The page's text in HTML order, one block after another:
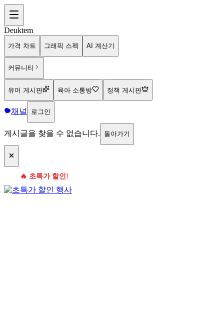
Deuktem
가격 차트 그래픽 스펙 AI 계산기
커뮤니티
유머 게시판 육아 소통방 정책 게시판
채널 로그인
게시글을 찾을 수 없습니다. 돌아가기
🔥 초특가 할인!